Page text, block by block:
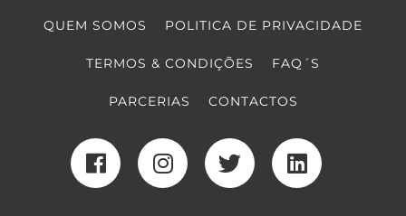
QUEM SOMOS POLITICA DE PRIVACIDADE
TERMOS & CONDIÇÕES FAQ´S
PARCERIAS CONTACTOS